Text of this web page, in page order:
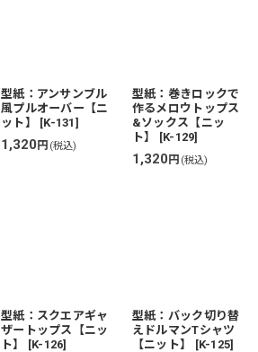
型紙：アンサンブル
風プルオーバー【ニ
ット】
[K-131 ]
1,320円 (税込)
型紙：巻きロックで
作るメロウトップス
&ソックス【ニッ
ト】
[K-129]
1,320円 (税込)
型紙：スクエアギャ
ザートップス【ニッ
ト】
[K-126]
型紙：バック切り替
えドルマンTシャツ
【ニット】
[K-125]